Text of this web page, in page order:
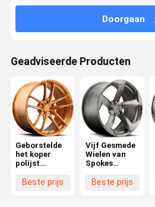
Doorgaan
Geadviseerde Producten
Geborstelde
het koper
polijst
smeedde
Beste prijs
Vijf Gesmede
Wielen van
Spokes
Beste prijs